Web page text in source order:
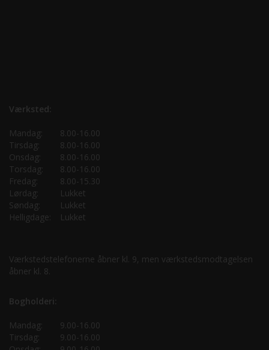
Værksted:
Mandag:
8.00-16.00
Tirsdag:
8.00-16.00
Onsdag:
8.00-16.00
Torsdag:
8.00-16.00
Fredag:
8.00-15.30
Lørdag:
Lukket
Søndag:
Lukket
Helligdage:
Lukket
Værkstedstelefonerne åbner kl. 9, men værkstedsmodtagelsen
åbner kl. 8.
Bogholderi:
Mandag:
9.00-16.00
Tirsdag:
9.00-16.00